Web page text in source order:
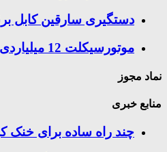
دستگیری سارقین کابل
موتورسيكلت 12 ميلياردی قاچاق روانه پاركينگ شد
نماد مجوز
منابع خبری
چند راه‌ ساده برای خنک